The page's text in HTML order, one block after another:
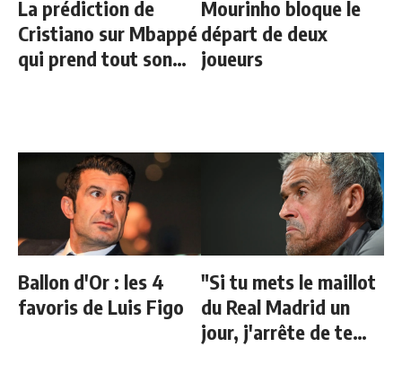
La prédiction de
Cristiano sur Mbappé
qui prend tout son
Mourinho bloque le
départ de deux
joueurs
Ballon d'Or : les 4
favoris de Luis Figo
"Si tu mets le maillot
du Real Madrid un
jour, j'arrête de te